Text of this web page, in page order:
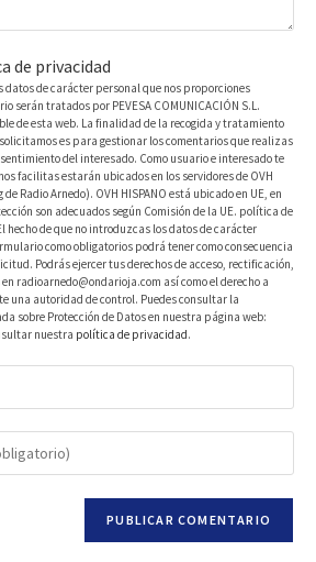
de privacidad
datos de carácter personal que nos proporciones
serán tratados por PEVESA COMUNICACIÓN S.L.
de esta web. La finalidad de la recogida y tratamiento
es para gestionar los comentarios que realizas
del interesado. Como usuario e interesado te
facilitas estarán ubicados en los servidores de OVH
Radio Arnedo). OVH HISPANO está ubicado en UE, en
son adecuados según Comisión de la UE. política de
hecho de que no introduzcas los datos de carácter
como obligatorios podrá tener como consecuencia
Podrás ejercer tus derechos de acceso, rectificación,
radioarnedo@ondarioja.com así como el derecho a
una autoridad de control. Puedes consultar la
sobre Protección de Datos en nuestra página web:
nuestra política de privacidad.